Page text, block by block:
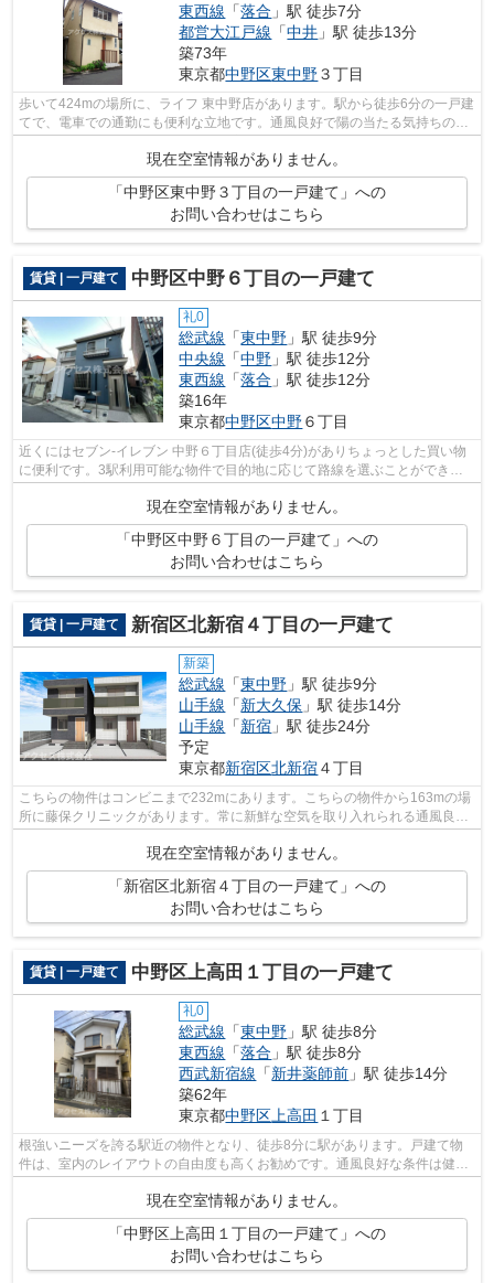
東西線 「落合 」駅 徒歩7分
都営大江戸線 「中井 」駅 徒歩13分
築73年
東京都中野区東中野３丁目
歩いて424mの場所に、ライフ 東中野店があります。駅から徒歩6分の一戸建
てで、電車での通勤にも便利な立地です。通風良好で陽の当たる気持ちの良
現在空室情報がありません。
「中野区東中野３丁目の一戸建て」への
お問い合わせはこちら
賃貸 | 一戸建て 中野区中野６丁目の一戸建て
礼0
総武線 「東中野 」駅 徒歩9分
中央線 「中野 」駅 徒歩12分
東西線 「落合 」駅 徒歩12分
築16年
東京都中野区中野６丁目
近くにはセブン‐イレブン 中野６丁目店(徒歩4分)がありちょっとした買い物
に便利です。3駅利用可能な物件で目的地に応じて路線を選ぶことができま
す。シンプルながらも風の通り道がし...
現在空室情報がありません。
「中野区中野６丁目の一戸建て」への
お問い合わせはこちら
賃貸 | 一戸建て 新宿区北新宿４丁目の一戸建て
新築
総武線 「東中野 」駅 徒歩9分
山手線 「新大久保 」駅 徒歩14分
山手線 「新宿 」駅 徒歩24分
予定
東京都新宿区北新宿４丁目
こちらの物件はコンビニまで232mにあります。こちらの物件から163mの場
所に藤保クリニックがあります。常に新鮮な空気を取り入れられる通風良好
現在空室情報がありません。
「新宿区北新宿４丁目の一戸建て」への
お問い合わせはこちら
賃貸 | 一戸建て 中野区上高田１丁目の一戸建て
礼0
総武線 「東中野 」駅 徒歩8分
東西線 「落合 」駅 徒歩8分
西武新宿線 「新井薬師前 」駅 徒歩14分
築62年
東京都中野区 上高田 １丁目
根強いニーズを誇る駅近の物件となり、徒歩8分に駅があります。戸建て物
件は、室内のレイアウトの自由度も高くお勧めです。通風良好な条件は健康
現在空室情報がありません。
「中野区上高田１丁目の一戸建て」への
お問い合わせはこちら